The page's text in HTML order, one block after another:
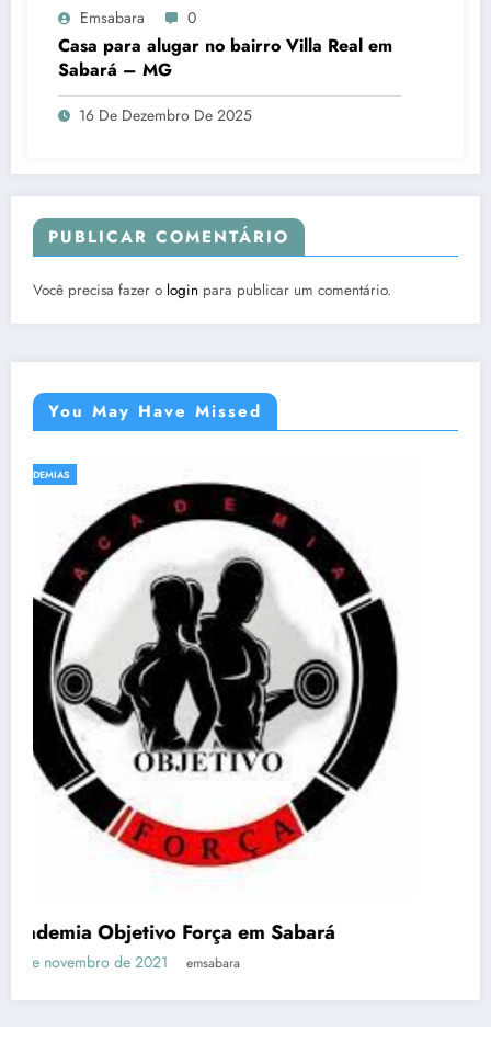
Emsabara 0
Casa para alugar no bairro Villa Real em
Sabará – MG
16 De Dezembro De 2025
PUBLICAR COMENTÁRIO
Você precisa fazer o login para publicar um comentário.
You May Have Missed
ACADEMIAS
Acqua Gin Academia – EM Sabará
27 de abril de 2021 emsabara
Site Otimizado por: Agência Digital HGX Criação de Site BH
de Landing PageseMarketing Digital